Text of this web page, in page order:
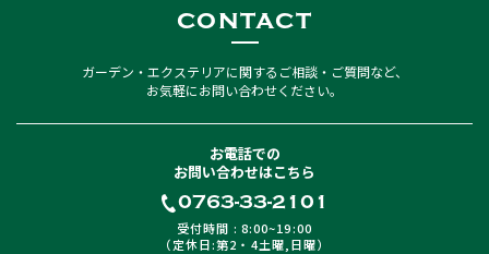
contact
ガーデン・エクステリアに関するご相談・ご質問など、
お気軽にお問い合わせください。
お電話での
お問い合わせはこちら
0763-33-2101
受付時間 : 8:00~19:00
（定休日:第2・4土曜,日曜）